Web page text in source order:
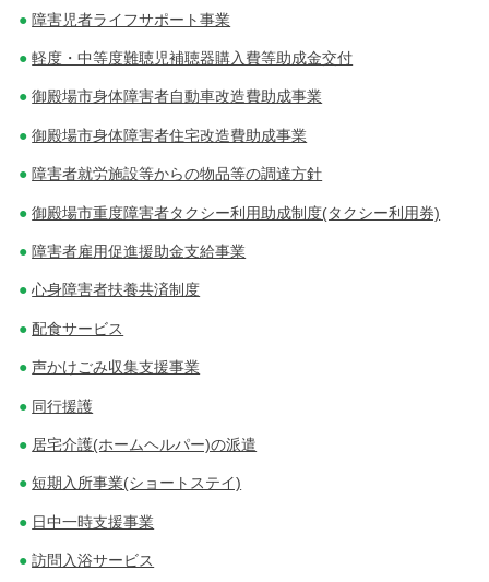
シ
ョ
ン
障害児者ライフサポート事業
軽度・中等度難聴児補聴器購入費等助成金交付
御殿場市身体障害者自動車改造費助成事業
御殿場市身体障害者住宅改造費助成事業
障害者就労施設等からの物品等の調達方針
御殿場市重度障害者タクシー利用助成制度(タクシー利用券)
障害者雇用促進援助金支給事業
心身障害者扶養共済制度
配食サービス
声かけごみ収集支援事業
同行援護
居宅介護(ホームヘルパー)の派遣
短期入所事業(ショートステイ)
日中一時支援事業
訪問入浴サービス